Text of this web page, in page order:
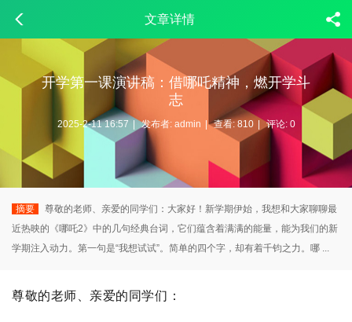
文章详情
开学第一课演讲稿：借哪吒精神，燃开学斗
志
2025-2-11 16:57 | 发布者: admin | 查看: 810 | 评论: 0
摘要
尊敬的老师、亲爱的同学们：大家好！新学期伊始，我想和大家聊聊最
近热映的《哪吒2》中的几句经典台词，它们蕴含着满满的能量，能为我们的新
学期注入动力。第一句是“我想试试”。简单的四个字，却有着千钧之力。哪 ...
尊敬的老师、亲爱的同学们：